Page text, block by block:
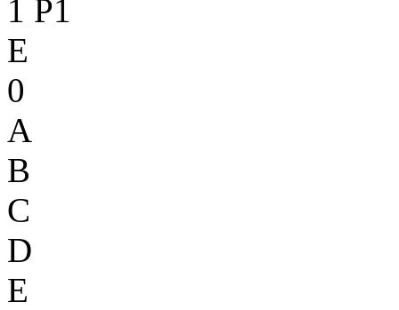
1 P1
E
0
A
B
C
D
E